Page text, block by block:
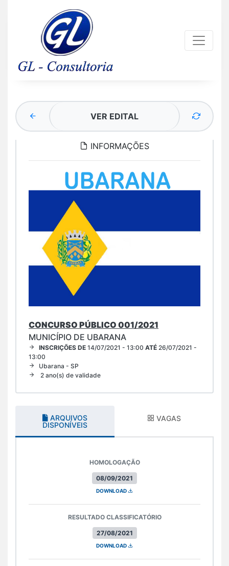
VER EDITAL
INFORMAÇÕES
CONCURSO PÚBLICO 001/2021
MUNICÍPIO DE UBARANA
INSCRIÇÕES DE 14/07/2021 - 13:00 ATÉ 26/07/2021 -
13:00
Ubarana - SP
2 ano(s) de validade
ARQUIVOS
DISPONÍVEIS
VAGAS
08/09/2021
HOMOLOGAÇÃO
DOWNLOAD
27/08/2021
RESULTADO CLASSIFICATÓRIO
DOWNLOAD